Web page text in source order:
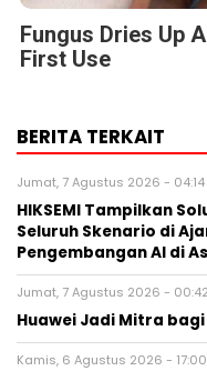
Fungus Dries Up
First Use
BERITA TERKAIT
Jumat, 7 Agustus 2026 - 04:14
HIKSEMI Tampilkan
Seluruh Skenario di
Pengembangan AI di
Jumat, 7 Agustus 2026 -
Huawei Jadi Mitra bagi
Kamis, 6 Agustus 2026 - 17:00